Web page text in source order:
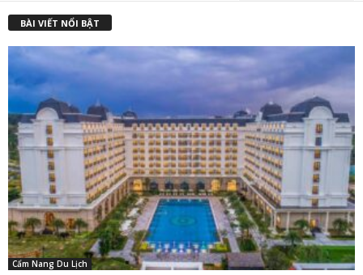
BÀI VIẾT NỔI BẬT
Cẩm Nang Du Lịch